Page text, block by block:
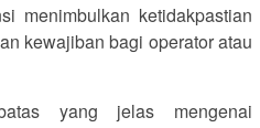
menimbulkan ketidakpastian
kewajiban bagi operator atau
yang jelas mengenai